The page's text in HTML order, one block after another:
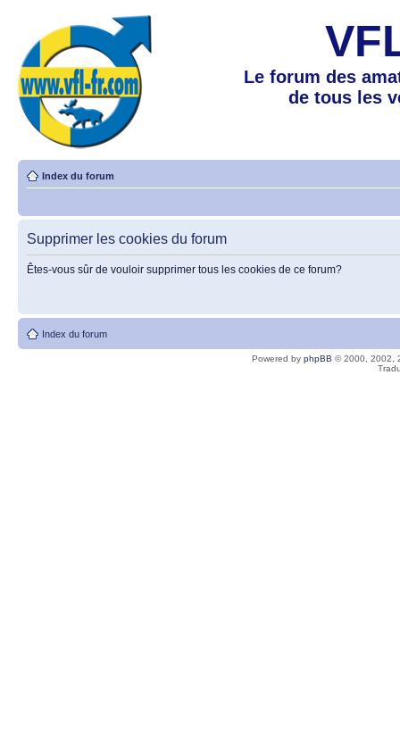
Le forum des
de tous les
Index du forum
Supprimer les cookies du forum
Êtes-vous sûr de vouloir supprimer tous les cookies de ce forum?
Index du forum
Powered by phpBB © 2000, 2002,